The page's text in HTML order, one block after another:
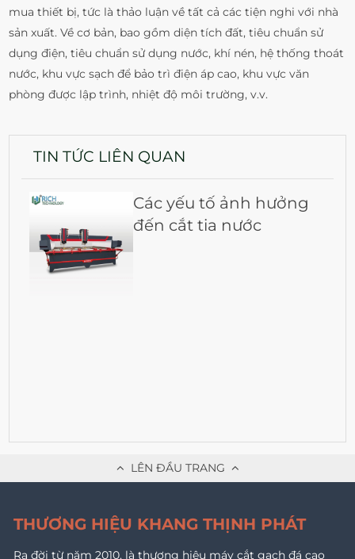
mua thiết bị, tức là thảo luận về tất cả các tiện nghi với nhà
sản xuất. Về cơ bản, bao gồm diện tích đất, tiêu chuẩn sử
dụng điện, tiêu chuẩn sử dụng nước, khí nén, hệ thống thoát
nước, khu vực sạch để bảo trì điện áp cao, khu vực văn
phòng được lập trình, nhiệt độ môi trường, v.v.
TIN TỨC LIÊN QUAN
Các yếu tố ảnh hưởng
đến cắt tia nước
LÊN ĐẦU TRANG
THƯƠNG HIỆU KHANG THỊNH PHÁT
Ra đời từ năm 2010, là thương hiệu máy cắt gạch đá cao